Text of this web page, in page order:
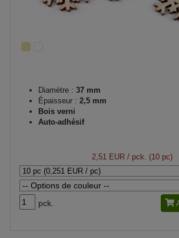
Diamètre : 37 mm
Épaisseur : 2,5 mm
Bois verni
Auto-adhésif
2,51 EUR/ pck. (10 pc)
pck.